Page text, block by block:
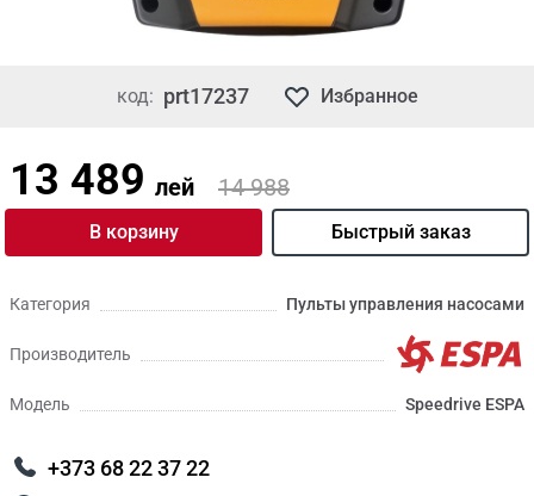
код: prt17237 Избранное
13 489 лей 14 988
В корзину Быстрый заказ
Категория Пульты управления насосами
Производитель
Модель Speedrive ESPA
+373 68 22 37 22